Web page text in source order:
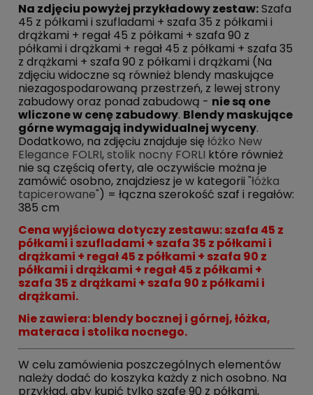
Na zdjęciu powyżej przykładowy zestaw:Szafa
45 z półkami i szufladami + szafa 35 z półkami i
drążkami + regał 45 z półkami + szafa 90 z
półkami i drążkami + regał 45 z półkami + szafa 35
z drążkami + szafa 90 z półkami i drążkami (Na
zdjęciu widoczne są również blendy maskujące
niezagospodarowaną przestrzeń, z lewej strony
zabudowy oraz ponad zabudową - nie są one
wliczone w cenę zabudowy. Blendy maskujące
górne wymagają indywidualnej wyceny.
Dodatkowo, na zdjęciu znajduje sięłóżko New
Elegance FOLRI,stolik nocny FORLI które również
nie są częścią oferty, ale oczywiście można je
zamówić osobno, znajdziesz je w kategorii "łóżka
tapicerowane") = łączna szerokość szaf i regałów:
385 cm
Cena wyjściowa dotyczy zestawu: szafa 45 z
półkami i szufladami + szafa 35 z półkami i
drążkami + regał 45 z półkami + szafa 90 z
półkami i drążkami + regał 45 z półkami +
szafa 35 z drążkami + szafa 90 z półkami i
drążkami.
Nie zawiera: blendy bocznej i górnej, łóżka,
materaca i stolika nocnego.
W celu zamówienia poszczególnych elementów
należy dodać do koszyka każdy z nich osobno. Na
przykład, aby kupić tylko szafę 90 z półkami,